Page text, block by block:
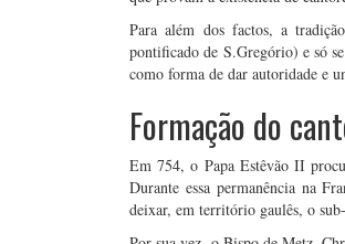
Para além dos factos, a
pontificado de S.Gregório) e só
como forma de dar autoridade e
Formação do
Em 754, o Papa Estêvão II
Durante essa permanência na
deixar, em território gaulês, o